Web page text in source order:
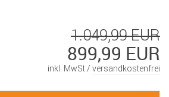
1.049,99 EUR
899,99 EUR
inkl. MwSt / versandkostenfrei